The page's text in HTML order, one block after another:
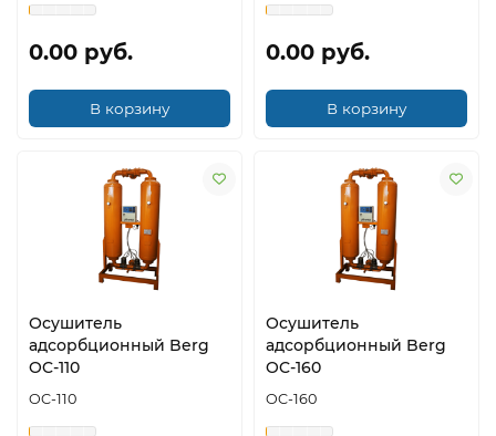
0.00 руб.
В корзину
0.00 руб.
В корзину
Осушитель
адсорбционный Berg
OC-110
OC-110
Осушитель
адсорбционный Berg
OC-160
OC-160